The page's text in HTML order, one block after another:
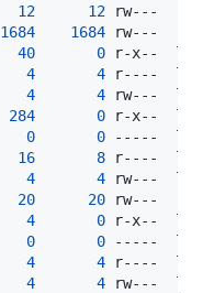
12 12 rw---
1684 1684 rw---
40
0
4
4
4
4
284
0
0
0
16
8
4
4
20 20 rw---
4
0
0
0
4
4
4
4